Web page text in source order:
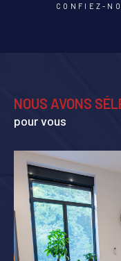
CONFIEZ-
NOUS AVONS
pour vous